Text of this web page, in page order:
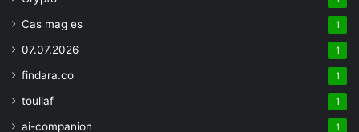
Cas mag es 1
07.07.2026 1
findara.co 1
toullaf 1
ai-companion 1